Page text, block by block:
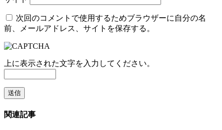
次回のコメントで使用するためブラウザーに自分の名
前、メールアドレス、サイトを保存する。
上に表示された文字を入力してください。
関連記事